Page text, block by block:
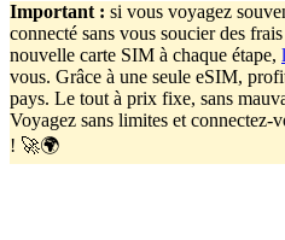
Important : si vous voyagez
connecté sans vous soucier des
nouvelle carte SIM à chaque étape,
vous. Grâce à une seule eSIM,
pays. Le tout à prix fixe, sans
Voyagez sans limites et connectez-
! 🚀🌍